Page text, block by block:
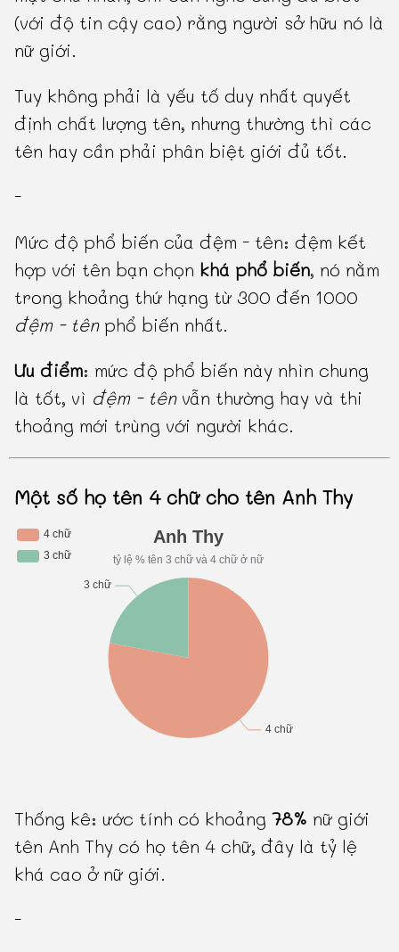
(với độ tin cậy cao) rằng người sở hữu nó là
nữ giới.
Tuy không phải là yếu tố duy nhất quyết
định chất lượng tên, nhưng thường thì các
tên hay cần phải phân biệt giới đủ tốt.
-
Mức độ phổ biến của đệm - tên: đệm kết
hợp với tên bạn chọn khá phổ biến, nó nằm
trong khoảng thứ hạng từ 300 đến 1000
đệm - tênphổ biến nhất.
Ưu điểm: mức độ phổ biến này nhìn chung
là tốt, vì đệm - tênvẫn thường hay và thi
thoảng mới trùng với người khác.
Một số họ tên 4 chữ cho tên Anh Thy
Thống kê: ước tính có khoảng78% nữ giới
tên Anh Thy có họ tên 4 chữ, đây là tỷ lệ
khá cao ở nữ giới.
-